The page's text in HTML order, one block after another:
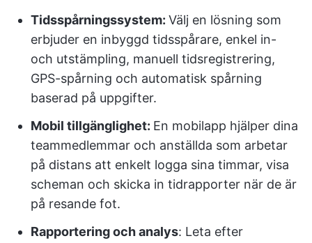
Tidsspårningssystem: Välj en lösning som
erbjuder en inbyggd tidsspårare, enkel in-
och utstämpling, manuell tidsregistrering,
GPS-spårning och automatisk spårning
baserad på uppgifter.
Mobil tillgänglighet: En mobilapp hjälper dina
teammedlemmar och anställda som arbetar
på distans att enkelt logga sina timmar, visa
scheman och skicka in tidrapporter när de är
på resande fot.
Rapportering och analys: Leta efter